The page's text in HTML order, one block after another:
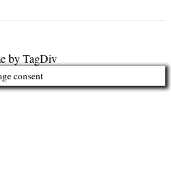
by TagDiv
consent